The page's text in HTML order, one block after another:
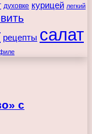
духовке курицей легкий
рецепты салат
с